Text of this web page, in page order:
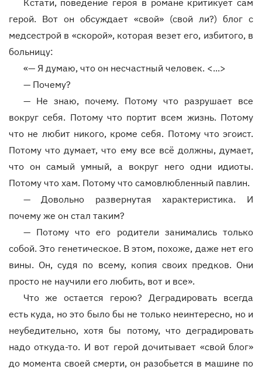
Кстати, поведение героя в романе критикует сам
герой. Вот он обсуждает «свой» (свой ли?) блог с
медсестрой в «скорой», которая везет его, избитого, в
больницу:
«— Я думаю, что он несчастный человек. <...>
— Почему?
— Не знаю, почему. Потому что разрушает все
вокруг себя. Потому что портит всем жизнь. Потому
что не любит никого, кроме себя. Потому что эгоист.
Потому что думает, что ему все всё должны, думает,
что он самый умный, а вокруг него одни идиоты.
Потому что хам. Потому что самовлюбленный павлин.
—Довольно развернутая характеристика. И
почему же он стал таким?
— Потому что его родители занимались только
собой. Это генетическое. В этом, похоже, даже нет его
вины. Он, судя по всему, копия своих предков. Они
просто не научили его любить, вот и все».
Что же остается герою? Деградировать всегда
есть куда, но это было бы не только неинтересно, но и
неубедительно, хотя бы потому, что деградировать
надо откуда-то. И вот герой дочитывает «свой блог»
до момента своей смерти, он разобьется в машине по